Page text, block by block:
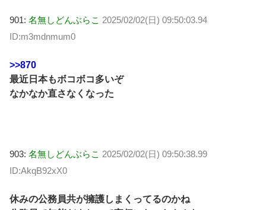
901: 名無しどんぶらこ 2025/02/02(日) 09:50:03.94
ID:m3mdnmum0
>>870
最近日本もボコボコ多いぞ
なかなか直さなくなった
903: 名無しどんぶらこ 2025/02/02(日) 09:50:38.99
ID:AkqB92xX0
休みの公務員共が擁護しまくってるのかね